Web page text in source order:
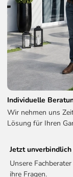
Weide Deluxe
WE-LED-4060-
Weide Deluxe
WE-LED-4080-
Technische
LED-Helligkeit:
LED-Eingang:
Reichweite der
Individuelle
Wir nehmen uns
Lösung für Ihren
Jetzt
Unsere
ihre Fragen.